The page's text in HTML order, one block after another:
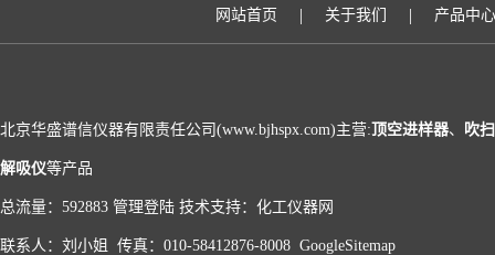
网站首页 | 关于我们 | 产品中心
北京华盛谱信仪器有限责任公司(www.bjhspx.com)主营:顶空进样器、 吹
解吸仪等产品
总流量：592883 管理登陆 技术支持： 化工仪器网
联系人：刘小姐 传真：010-58412876-8008 GoogleSitemap